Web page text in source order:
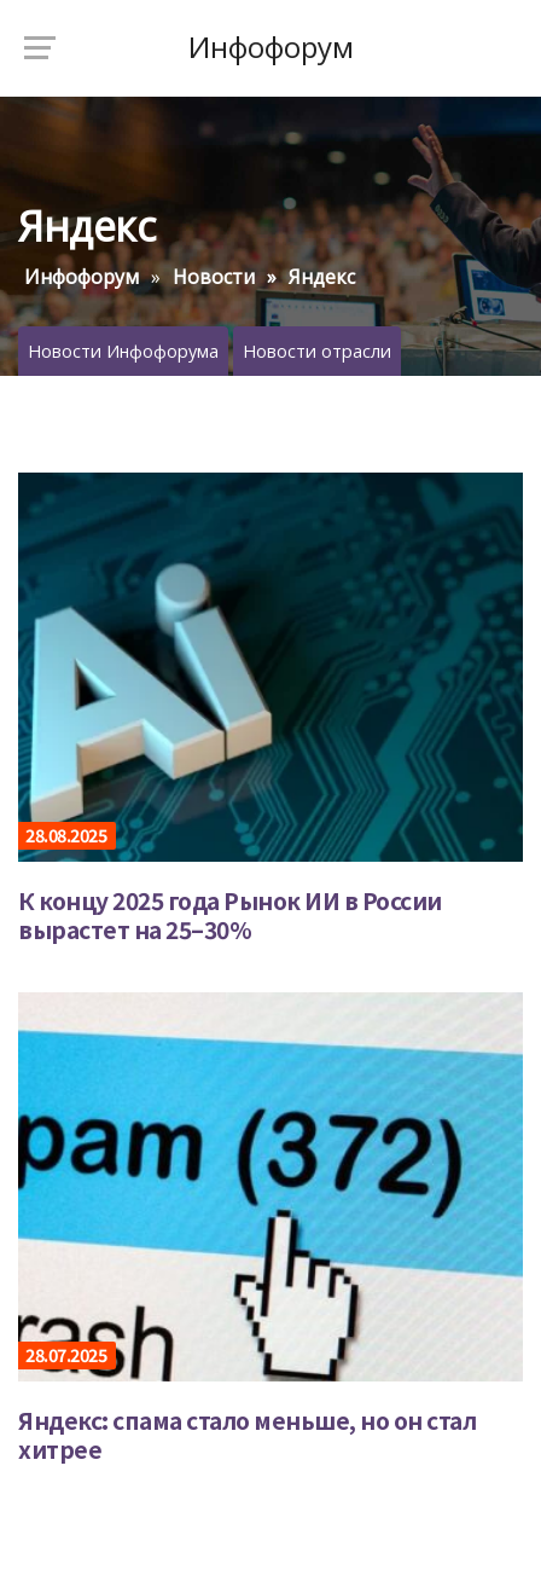
Инфофорум
Яндекс
Инфофорум Новости Яндекс
Новости Инфофорума Новости отрасли
28.08.2025
К концу 2025 года Рынок ИИ в России
вырастет на 25–30%
28.07.2025
Яндекс: спама стало меньше, но он стал
хитрее